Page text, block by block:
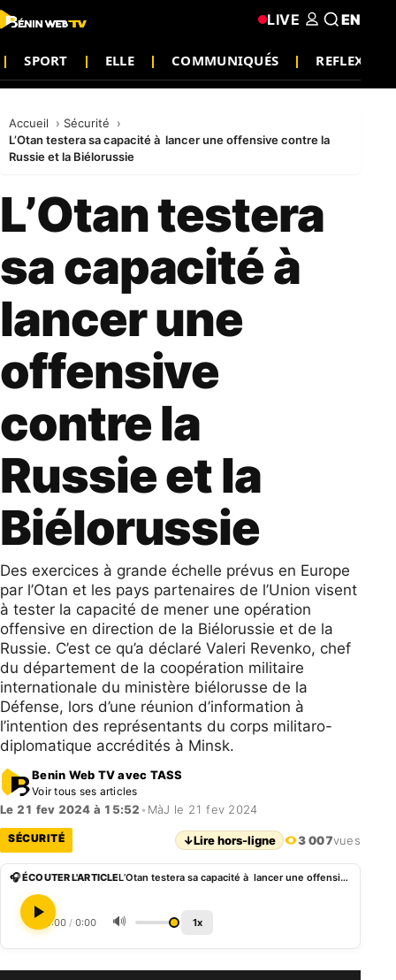
SPORT ELLE COMMUNIQUÉS REFLEXION
LIVE EN
Accueil
Sécurité
L’Otan testera sa capacité à lancer une offensive contre la
Russie et la Biélorussie
L’Otan testera
sa capacité à
lancer une
offensive
contre la
Russie et la
Biélorussie
Des exercices à grande échelle prévus en Europe
par l’Otan et les pays partenaires de l’Union visent
à tester la capacité de mener une opération
offensive en direction de la Biélorussie et de la
Russie. C’est ce qu’a déclaré Valeri Revenko, chef
du département de la coopération militaire
internationale du ministère biélorusse de la
Défense, lors d’une réunion d’information à
l’intention des représentants du corps militaro-
diplomatique accrédités à Minsk.
Benin Web TV avec TASS
Voir tous ses articles
Le 21 fev 2024 à 15:52 • MàJ le 21 fev 2024
SÉCURITÉ ↓Lire hors-ligne 3 007vues
🎧 ÉCOUTER L'ARTICLE L’Otan testera sa capacité à lancer une offensive contre la Russie et la Biélorussie
0:00 / 0:00 🔊 1x